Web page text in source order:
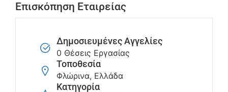
Επισκόπηση Εταιρείας
Δημοσιευμένες Αγγελίες
0 Θέσεις Εργασίας
Τοποθεσία
Φλώρινα, Ελλάδα
Κατηγορία